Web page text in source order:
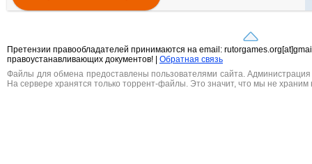
Претензии правообладателей принимаются на email:
правоустанавливающих документов! |
Обратная связь
Файлы для обмена предоставлены пользователями сайта. Администрация
На сервере хранятся только торрент-файлы. Это значит, что мы не